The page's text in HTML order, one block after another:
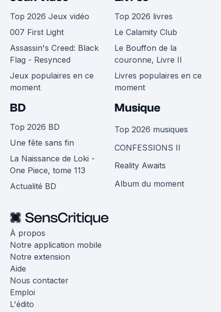
Top 2026 Jeux vidéo
007 First Light
Assassin's Creed: Black
Flag - Resynced
Jeux populaires en ce
moment
Top 2026 livres
Le Calamity Club
Le Bouffon de la
couronne, Livre II
Livres populaires en ce
moment
BD
Top 2026 BD
Une fête sans fin
La Naissance de Loki -
One Piece, tome 113
Actualité BD
Musique
Top 2026 musiques
CONFESSIONS II
Reality Awaits
Album du moment
À propos
Notre application mobile
Notre extension
Aide
Nous contacter
Emploi
L'édito